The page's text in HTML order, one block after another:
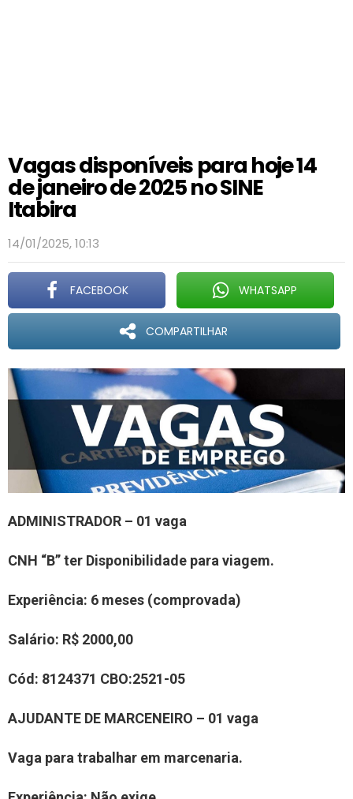
Vagas disponíveis para hoje 14
de janeiro de 2025 no SINE
Itabira
14/01/2025, 10:13
FACEBOOK WHATSAPP
COMPARTILHAR
ADMINISTRADOR – 01 vaga
CNH “B” ter Disponibilidade para viagem.
Experiência: 6 meses (comprovada)
Salário: R$ 2000,00
Cód: 8124371 CBO:2521-05
AJUDANTE DE MARCENEIRO – 01 vaga
Vaga para trabalhar em marcenaria.